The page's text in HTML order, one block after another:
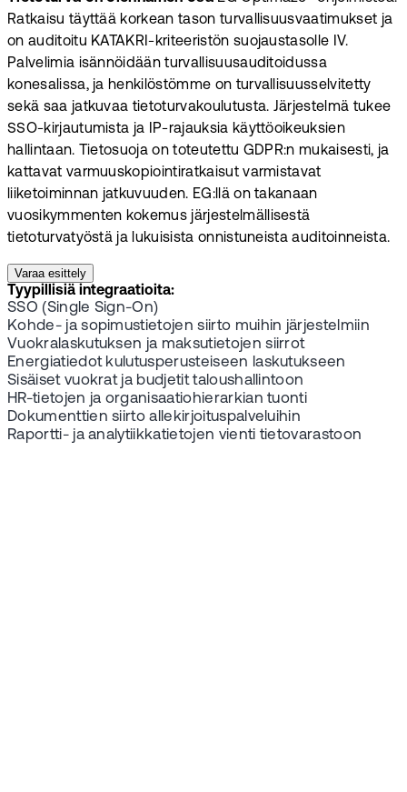
Ratkaisu täyttää korkean tason turvallisuusvaatimukset ja
on auditoitu KATAKRI-kriteeristön suojaustasolle IV.
Palvelimia isännöidään turvallisuusauditoidussa
konesalissa, ja henkilöstömme on turvallisuusselvitetty
sekä saa jatkuvaa tietoturvakoulutusta. Järjestelmä tukee
SSO-kirjautumista ja IP-rajauksia käyttöoikeuksien
hallintaan. Tietosuoja on toteutettu GDPR:n mukaisesti, ja
kattavat varmuuskopiointiratkaisut varmistavat
liiketoiminnan jatkuvuuden. EG:llä on takanaan
vuosikymmenten kokemus järjestelmällisestä
tietoturvatyöstä ja lukuisista onnistuneista auditoinneista.
Varaa esittely
Tyypillisiä integraatioita:
SSO (Single Sign-On)
Kohde- ja sopimustietojen siirto muihin järjestelmiin
Vuokralaskutuksen ja maksutietojen siirrot
Energiatiedot kulutusperusteiseen laskutukseen
Sisäiset vuokrat ja budjetit taloushallintoon
HR-tietojen ja organisaatiohierarkian tuonti
Dokumenttien siirto allekirjoituspalveluihin
Raportti- ja analytiikkatietojen vienti tietovarastoon